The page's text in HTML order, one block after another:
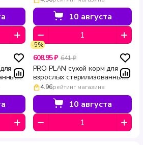
уткой и печенью Sterilised
SAVOURY DUO 1.5 кг
10 августа
-5%
608.95 ₽ 641 ₽
PRO PLAN сухой корм для
взрослых стерилизованных
кошек с лососем для
поддержания здоровья
почек Sterilised RENAL PLUS
400 г
4.96рейтинг магазина
10 августа